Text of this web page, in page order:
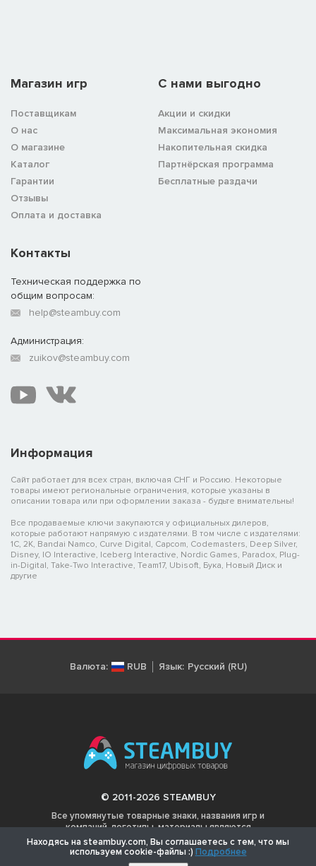
Магазин игр
Поставщикам
О нас
О магазине
Каталог
Гарантии
Отзывы
Оплата и доставка
C нами выгодно
Акции и скидки
Максимальная экономия
Накопительная скидка
Партнёрская программа
Бесплатные раздачи
Информация
Сайт работает для всех стран, включая СНГ и Россию. Некоторые
товары имеют региональные ограничения, которые указаны в
описании товара или при оформлении заказа - будьте внимательны!
Все продаваемые ключи закупаются у официальных дилеров,
которые работают напрямую с издателями. В том числе с издателями:
1C, 2K, Bandai Namco, Curve Digital, Capcom, Codemasters, Deep Silver,
Disney, IO Interactive, Iceberg Interactive, Nordic Games, Paradox, Plug-
in-Digital, Take-Two Interactive, Team17, Ubisoft, Бука, Новый Диск и
другие
Контакты
Техническая поддержка по
общим вопросам:
help@steambuy.com
Администрация:
zuikov@steambuy.com
Валюта: RUB Язык: Русский (RU)
© 2011-2026 STEAMBUY
Все упомянутые товарные знаки, названия игр и
компаний, логотипы, материалы являются
собственностью соответствующих владельцев.
Находясь на steambuy.com, Вы соглашаетесь с тем, что мы
используем cookie-файлы :) Подробнее